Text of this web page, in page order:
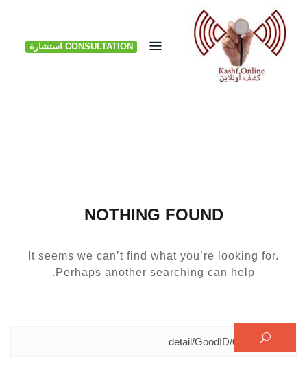
Skip
content
CONSULTATION استشارة
NOTHING FOUND
It seems we can’t find what you’re looking for.
Perhaps another searching can help.
البحث عن: